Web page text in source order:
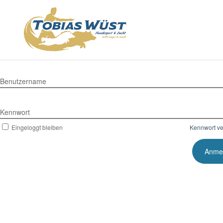
Benutzername
Kennwort
Eingeloggt bleiben Kennwort